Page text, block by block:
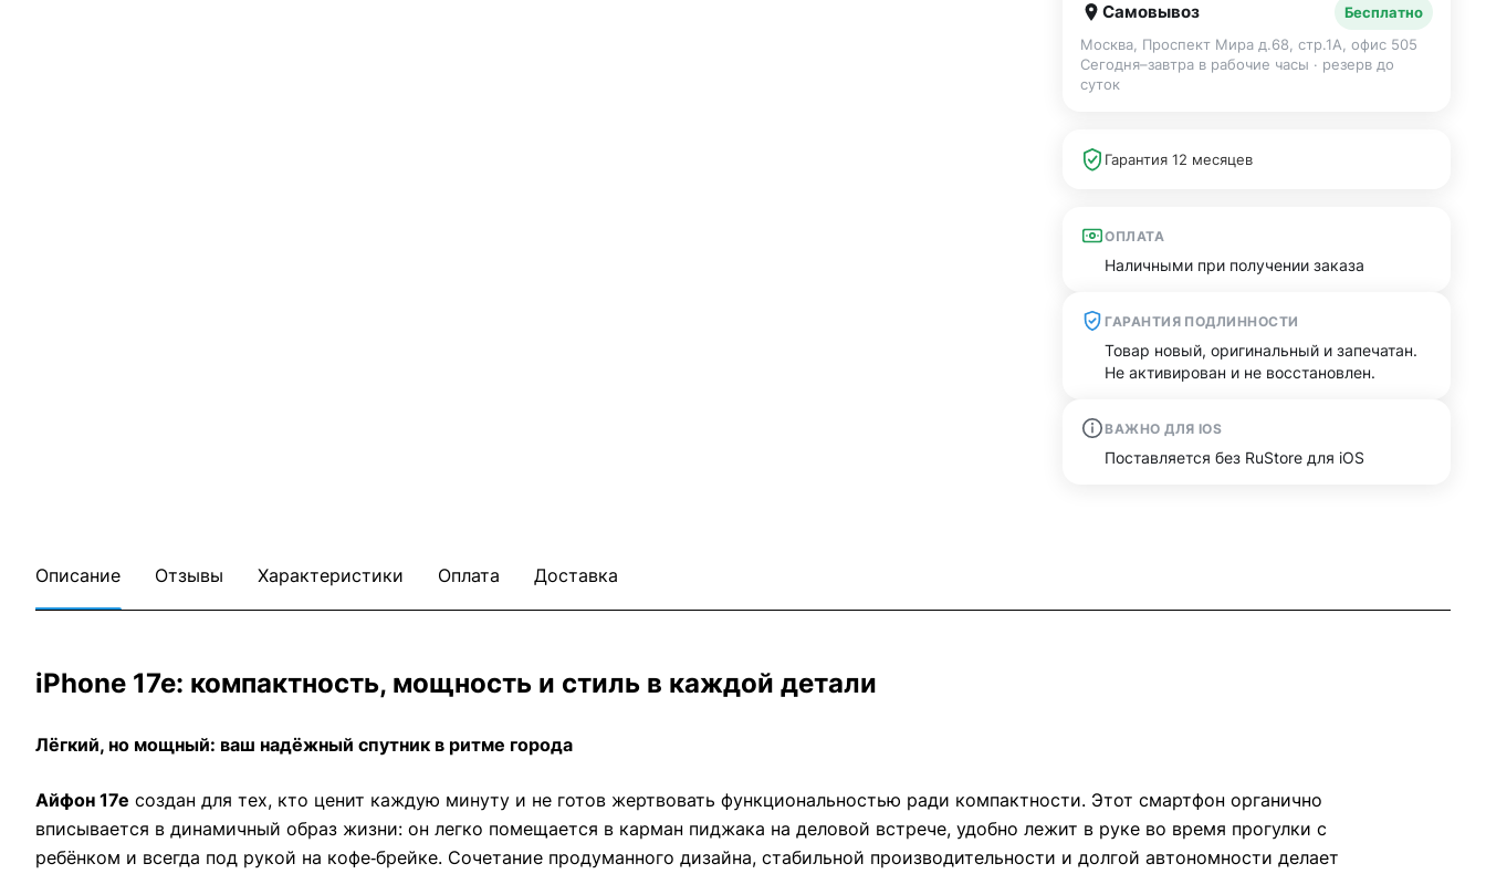
Самовывоз
Бесплатно
Москва, Проспект Мира д.68, стр.1А, офис 505
Сегодня–завтра в рабочие часы · резерв до
суток
Гарантия 12 месяцев
ОПЛАТА
Наличными при получении заказа
ГАРАНТИЯ ПОДЛИННОСТИ
Товар новый, оригинальный и запечатан.
Не активирован и не восстановлен.
ВАЖНО ДЛЯ IOS
Поставляется без RuStore для iOS
Описание Отзывы Характеристики Оплата Доставка
iPhone 17e: компактность, мощность и стиль в каждой детали
Лёгкий, но мощный: ваш надёжный спутник в ритме города
Айфон 17е создан для тех, кто ценит каждую минуту и не готов жертвовать функциональностью ради компактности. Этот смартфон органично
вписывается в динамичный образ жизни: он легко помещается в карман пиджака на деловой встрече, удобно лежит в руке во время прогулки с
ребёнком и всегда под рукой на кофе‑брейке. Сочетание продуманного дизайна, стабильной производительности и долгой автономности делает